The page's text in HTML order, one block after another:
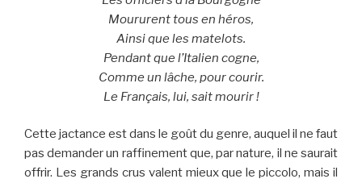
Moururent tous en héros,
Ainsi que les matelots.
Pendant que l’Italien cogne,
Comme un lâche, pour courir.
Le Français, lui, sait mourir !
Cette jactance est dans le goût du genre, auquel il ne faut
pas demander un raffinement que, par nature, il ne saurait
offrir. Les grands crus valent mieux que le piccolo, mais il